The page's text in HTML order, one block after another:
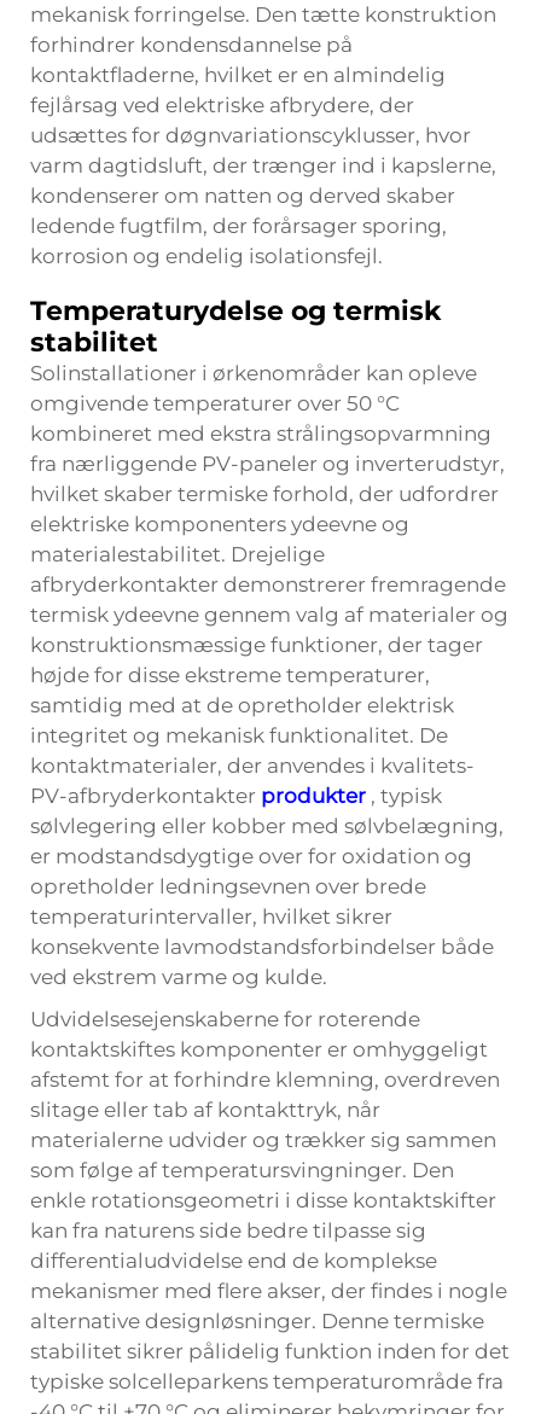
mekanisk forringelse. Den tætte konstruktion
forhindrer kondensdannelse på
kontaktfladerne, hvilket er en almindelig
fejlårsag ved elektriske afbrydere, der
udsættes for døgnvariationscyklusser, hvor
varm dagtidsluft, der trænger ind i kapslerne,
kondenserer om natten og derved skaber
ledende fugtfilm, der forårsager sporing,
korrosion og endelig isolationsfejl.
Temperaturydelse og termisk
stabilitet
Solinstallationer i ørkenområder kan opleve
omgivende temperaturer over 50 °C
kombineret med ekstra strålingsopvarmning
fra nærliggende PV-paneler og inverterudstyr,
hvilket skaber termiske forhold, der udfordrer
elektriske komponenters ydeevne og
materialestabilitet. Drejelige
afbryderkontakter demonstrerer fremragende
termisk ydeevne gennem valg af materialer og
konstruktionsmæssige funktioner, der tager
højde for disse ekstreme temperaturer,
samtidig med at de opretholder elektrisk
integritet og mekanisk funktionalitet. De
kontaktmaterialer, der anvendes i kvalitets-
PV-afbryderkontakter produkter , typisk
sølvlegering eller kobber med sølvbelægning,
er modstandsdygtige over for oxidation og
opretholder ledningsevnen over brede
temperaturintervaller, hvilket sikrer
konsekvente lavmodstandsforbindelser både
ved ekstrem varme og kulde.
Udvidelsesejenskaberne for roterende
kontaktskiftes komponenter er omhyggeligt
afstemt for at forhindre klemning, overdreven
slitage eller tab af kontakttryk, når
materialerne udvider og trækker sig sammen
som følge af temperatursvingninger. Den
enkle rotationsgeometri i disse kontaktskifter
kan fra naturens side bedre tilpasse sig
differentialudvidelse end de komplekse
mekanismer med flere akser, der findes i nogle
alternative designløsninger. Denne termiske
stabilitet sikrer pålidelig funktion inden for det
typiske solcelleparkens temperaturområde fra